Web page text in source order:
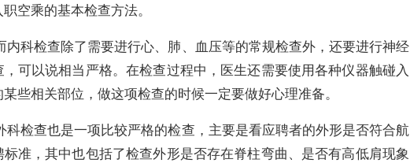
空乘的基本检查方法。
内科检查除了需要进行心、肺、血压等的常规检查外，还要进行神经
，可以说相当严格。在检查过程中，医生还需要使用各种仪器触碰入
些相关部位，做这项检查的时候一定要做好心理准备。
科检查也是一项比较严格的检查，主要是看应聘者的外形是否符合航
标准，其中也包括了检查外形是否存在脊柱弯曲、是否有高低肩现象